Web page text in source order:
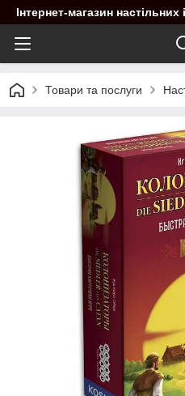
Інтернет-магазин
Товари та послуги